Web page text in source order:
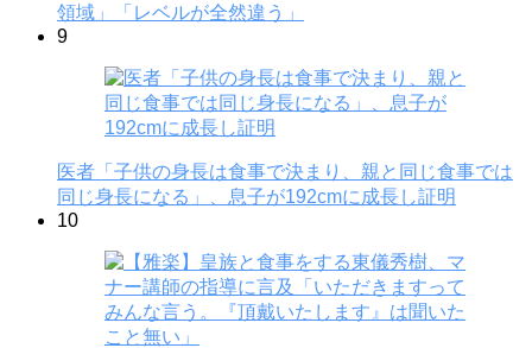
領域」「レベルが全然違う」
9
医者「子供の身長は食事で決まり、親と同じ食事では
同じ身長になる」、息子が192cmに成長し証明
10